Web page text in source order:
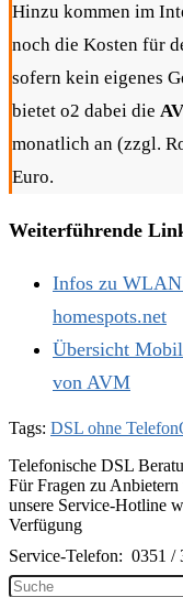
Hinzu kommen im
noch die Kosten für
sofern kein eigenes
bietet o2 dabei die
monatlich an (zzgl.
Euro.
Weiterführende
Infos zu WLAN
homespots.net
Übersicht
von AVM
Tags: DSL ohne Telefon
Telefonische DSL
Für Fragen zu
unsere Service-Hotline
Verfügung
Service-Telefon: 0351 /